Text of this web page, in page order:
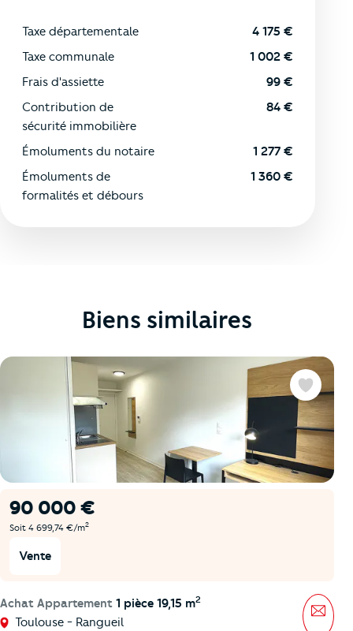
Taxe départementale 4 175 €
Taxe communale
1 002 €
Frais d'assiette
99 €
Contribution de
sécurité immobilière
84 €
Émoluments du notaire 1 277 €
Émoluments de
formalités et débours
1 360 €
Biens similaires
90 000 €
Soit 4 699,74 €/m2
Vente
Achat Appartement 1 pièce 19,15 m2
Toulouse - Rangueil
Favoris